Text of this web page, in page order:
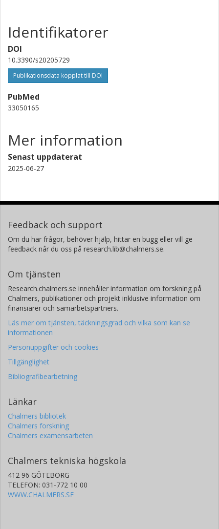
Identifikatorer
DOI
10.3390/s20205729
Publikationsdata kopplat till DOI
PubMed
33050165
Mer information
Senast uppdaterat
2025-06-27
Feedback och support
Om du har frågor, behöver hjälp, hittar en bugg eller vill ge
feedback når du oss på research.lib@chalmers.se.
Om tjänsten
Research.chalmers.se innehåller information om forskning på
Chalmers, publikationer och projekt inklusive information om
finansiärer och samarbetspartners.
Läs mer om tjänsten, täckningsgrad och vilka som kan se
informationen
Personuppgifter och cookies
Tillgänglighet
Bibliografibearbetning
Länkar
Chalmers bibliotek
Chalmers forskning
Chalmers examensarbeten
Chalmers tekniska högskola
412 96 GÖTEBORG
TELEFON: 031-772 10 00
WWW.CHALMERS.SE